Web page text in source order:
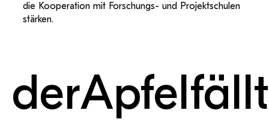
die Kooperation mit Forschungs- und Projektschulen
stärken.
derApfelfällt